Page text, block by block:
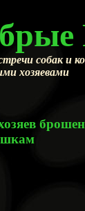
собак и
хозяевами